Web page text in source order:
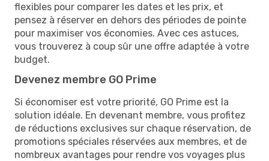
flexibles pour comparer les dates et les prix, et
pensez à réserver en dehors des périodes de pointe
pour maximiser vos économies. Avec ces astuces,
vous trouverez à coup sûr une offre adaptée à votre
budget.
Devenez membre GO Prime
Si économiser est votre priorité, GO Prime est la
solution idéale. En devenant membre, vous profitez
de réductions exclusives sur chaque réservation, de
promotions spéciales réservées aux membres, et de
nombreux avantages pour rendre vos voyages plus